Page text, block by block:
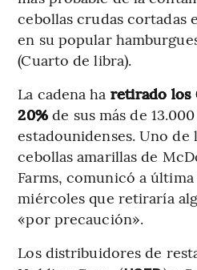
cebollas crudas cortadas
en su popular
(Cuarto de libra).
La cadena ha retirado los
20%de sus más de
estadounidenses. Uno de
cebollas amarillas de
Farms, comunicó a
miércoles que retiraría
«por precaución».
Los distribuidores de